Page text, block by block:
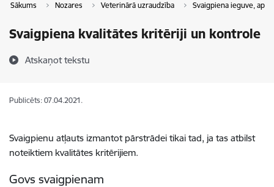
Sākums Nozares Veterinārā uzraudzība Svaigpiena ieguve,
Svaigpiena kvalitātes kritēriji un kontrole
Atskaņot tekstu
Publicēts: 07.04.2021.
Svaigpienu atļauts izmantot pārstrādei tikai tad, ja tas atbilst
noteiktiem kvalitātes kritērijiem.
Govs svaigpienam